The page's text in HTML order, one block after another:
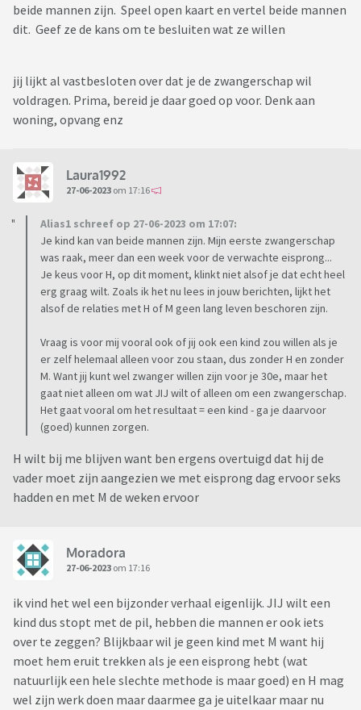
beide mannen zijn. Speel open kaart en vertel beide mannen
dit. Geef ze de kans om te besluiten wat ze willen
jij lijkt al vastbesloten over dat je de zwangerschap wil
voldragen. Prima, bereid je daar goed op voor. Denk aan
woning, opvang enz
Laura1992
27-06-2023 om 17:16
Alias1 schreef op 27-06-2023 om 17:07:
Je kind kan van beide mannen zijn. Mijn eerste zwangerschap
was raak, meer dan een week voor de verwachte eisprong...
Je keus voor H, op dit moment, klinkt niet alsof je dat echt heel
erg graag wilt. Zoals ik het nu lees in jouw berichten, lijkt het
alsof de relaties met H of M geen lang leven beschoren zijn.
Vraag is voor mij vooral ook of jij ook een kind zou willen als je
er zelf helemaal alleen voor zou staan, dus zonder H en zonder
M. Want jij kunt wel zwanger willen zijn voor je 30e, maar het
gaat niet alleen om wat JIJ wilt of alleen om een zwangerschap.
Het gaat vooral om het resultaat = een kind - ga je daarvoor
(goed) kunnen zorgen.
H wilt bij me blijven want ben ergens overtuigd dat hij de
vader moet zijn aangezien we met eisprong dag ervoor seks
hadden en met M de weken ervoor
Moradora
27-06-2023 om 17:16
ik vind het wel een bijzonder verhaal eigenlijk. JIJ wilt een
kind dus stopt met de pil, hebben die mannen er ook iets
over te zeggen? Blijkbaar wil je geen kind met M want hij
moet hem eruit trekken als je een eisprong hebt (wat
natuurlijk een hele slechte methode is maar goed) en H mag
wel zijn werk doen maar daarmee ga je uitelkaar maar nu